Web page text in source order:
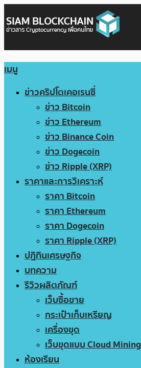
เมนู
ข่าวคริปโตเคอเรนซี่
ข่าว Bitcoin
ข่าว Ethereum
ข่าว Binance Coin
ข่าว Dogecoin
ข่าว Ripple (XRP)
ราคาและการวิเคราะห์
ราคา Bitcoin
ราคา Ethereum
ราคา Dogecoin
ราคา Ripple (XRP)
ปฏิทินเศรษฐกิจ
บทความ
รีวิวผลิตภัณฑ์
เว็บซื้อขาย
กระเป๋าเก็บเหรียญ
เครื่องขุด
เว็บขุดแบบ Cloud Mining
ห้องเรียน